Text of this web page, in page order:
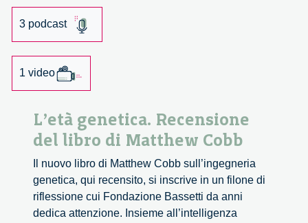
3 podcast
1 video
L’età genetica. Recensione
del libro di Matthew Cobb
Il nuovo libro di Matthew Cobb sull’ingegneria
genetica, qui recensito, si inscrive in un filone di
riflessione cui Fondazione Bassetti da anni
dedica attenzione. Insieme all’intelligenza